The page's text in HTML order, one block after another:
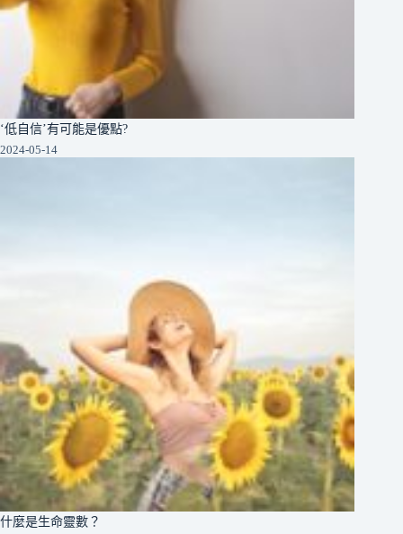
‘低自信’有可能是優點?
2024-05-14
什麼是生命靈數？